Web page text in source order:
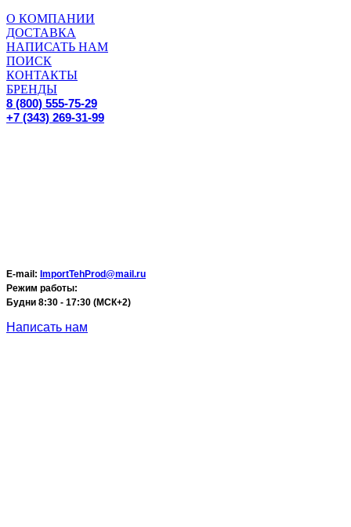
О КОМПАНИИ
ДОСТАВКА
НАПИСАТЬ НАМ
ПОИСК
КОНТАКТЫ
БРЕНДЫ
8 (800) 555-75-29
+7 (343) 269-31-99
E-mail: ImportTehProd@mail.ru
Режим работы:
Будни 8:30 - 17:30 (МСК+2)
Написать нам